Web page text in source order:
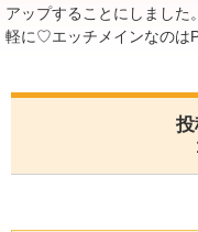
アップすることにしまし
軽に♡エッチメインなのは